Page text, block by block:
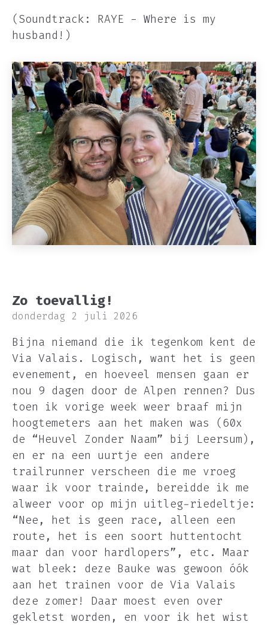
(Soundtrack: RAYE - Where is my
husband!)
Zo toevallig!
donderdag 2 juli 2026
Bijna niemand die ik tegenkom kent de
Via Valais. Logisch, want het is geen
evenement, en hoeveel mensen gaan er
nou 9 dagen door de Alpen rennen? Dus
toen ik vorige week weer braaf mijn
hoogtemeters aan het maken was (60x
de “Heuvel Zonder Naam” bij Leersum),
en er na een uurtje een andere
trailrunner verscheen die me vroeg
waar ik voor trainde, bereidde ik me
alweer voor op mijn uitleg-riedeltje:
“Nee, het is geen race, alleen een
route, het is een soort huttentocht
maar dan voor hardlopers”, etc. Maar
wat bleek: deze Bauke was gewoon óók
aan het trainen voor de Via Valais
deze zomer! Daar moest even over
gekletst worden, en voor ik het wist